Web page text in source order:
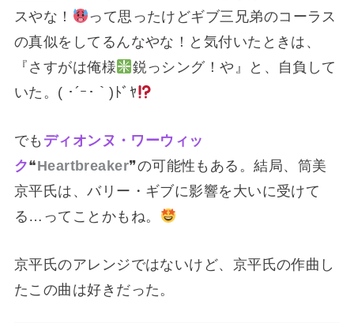
スやな！
って思ったけどギブ三兄弟のコーラス
の真似をしてるんなやな！と気付いたときは、
『さすがは俺様
鋭っシング！や』と、自負して
いた。( ･´ｰ･｀)ﾄﾞﾔ
でも ディオンヌ・ワーウィッ
ク❝Heartbreaker❞の可能性もある。結局、筒美
京平氏は、バリー・ギブに影響を大いに受けて
る…ってことかもね。
京平氏のアレンジではないけど、京平氏の作曲し
たこの曲は好きだった。